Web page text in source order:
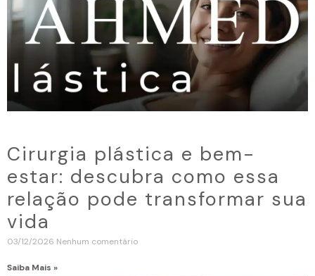
Cirurgia plástica e bem-
estar: descubra como essa
relação pode transformar sua
vida
03/12/2026 Nenhum comentário
Saiba Mais »